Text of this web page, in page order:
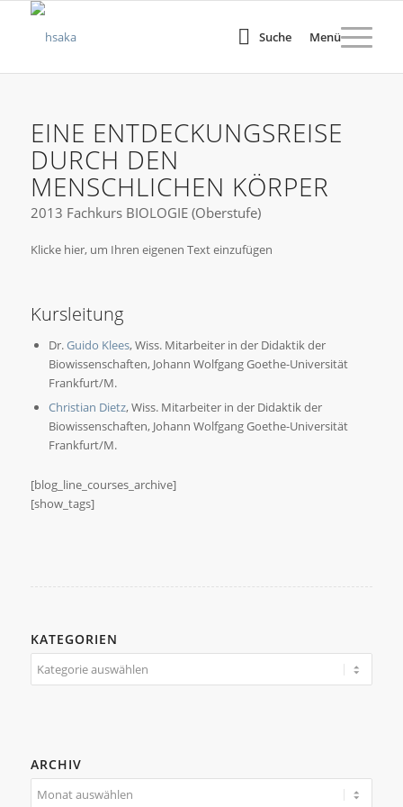
Suche Menü
EINE ENTDECKUNGSREISE
DURCH DEN
MENSCHLICHEN KÖRPER
2013 Fachkurs BIOLOGIE (Oberstufe)
Klicke hier, um Ihren eigenen Text einzufügen
Kursleitung
Dr.Guido Klees, Wiss. Mitarbeiter in der Didaktik der
Biowissenschaften, Johann Wolfgang Goethe-Universität
Frankfurt/M.
Christian Dietz, Wiss. Mitarbeiter in der Didaktik der
Biowissenschaften, Johann Wolfgang Goethe-Universität
Frankfurt/M.
[blog_line_courses_archive]
[show_tags]
KATEGORIEN
Kategorien
ARCHIV